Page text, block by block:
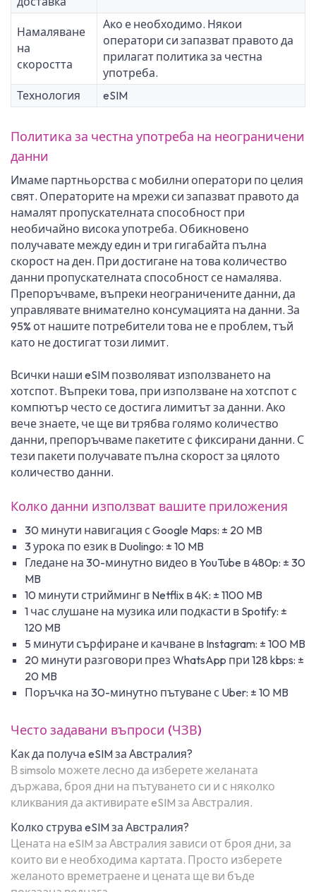
Намаляване
на
скоростта
Ако е необходимо. Някои
оператори си запазват правото да
прилагат политика за честна
употреба.
Технология
eSIM
Политика за честна употреба на неограничени
данни
Имаме партньорства с мобилни оператори по целия
свят. Операторите на мрежи си запазват правото да
намалят пропускателната способност при
необичайно висока употреба. Обикновено
получавате между един и три гигабайта пълна
скорост на ден. При достигане на това количество
данни пропускателната способност се намалява.
Препоръчваме, въпреки неограничените данни, да
управлявате внимателно консумацията на данни. За
95% от нашите потребители това не е проблем, тъй
като не достигат този лимит.
Всички наши eSIM позволяват използването на
хотспот. Въпреки това, при използване на хотспот с
компютър често се достига лимитът за данни. Ако
вече знаете, че ще ви трябва голямо количество
данни, препоръчваме пакетите с фиксирани данни. С
тези пакети получавате пълна скорост за цялото
количество данни.
Колко данни използват вашите приложения
30 минути навигация с Google Maps: ± 20 MB
3 урока по език в Duolingo: ± 10 MB
Гледане на 30-минутно видео в YouTube в 480p: ± 30
MB
10 минути стрийминг в Netflix в 4K: ± 1100 MB
1 час слушане на музика или подкасти в Spotify: ±
120 MB
5 минути сърфиране и качване в Instagram: ± 100 MB
20 минути разговори през WhatsApp при 128 kbps: ±
20 MB
Поръчка на 30-минутно пътуване с Uber: ± 10 MB
Често задавани въпроси (ЧЗВ)
Как да получа eSIM за Австралия?
В simsolo можете лесно да изберете желаната
държава, броя дни на пътуването си и с няколко
кликвания да активирате eSIM за Австралия.
Колко струва eSIM за Австралия?
Цената на eSIM за Австралия зависи от броя дни, за
които ви е необходима картата. Просто изберете
желаното времетраене и цената ще ви бъде